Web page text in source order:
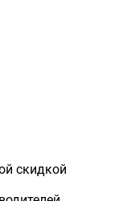
скидкой